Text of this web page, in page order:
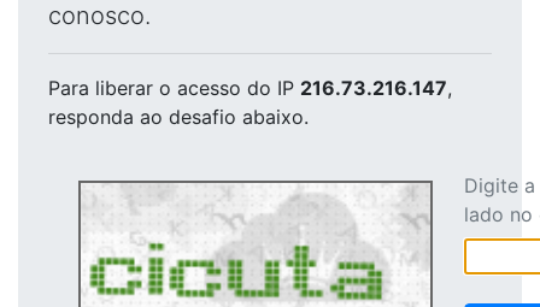
conosco.
Para liberar o acesso do IP 216.73.216.147,
responda ao desafio abaixo.
Digite
lado no